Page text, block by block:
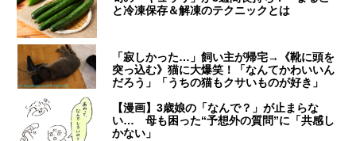
と冷凍保存＆解凍のテクニックとは
「寂しかった…」飼い主が帰宅→《靴に頭を
突っ込む》猫に大爆笑！「なんてかわいいん
だろう」「うちの猫もクサいものが好き」
【漫画】3歳娘の「なんで？」が止まらな
い… 母も困った“予想外の質問”に「共感し
かない」